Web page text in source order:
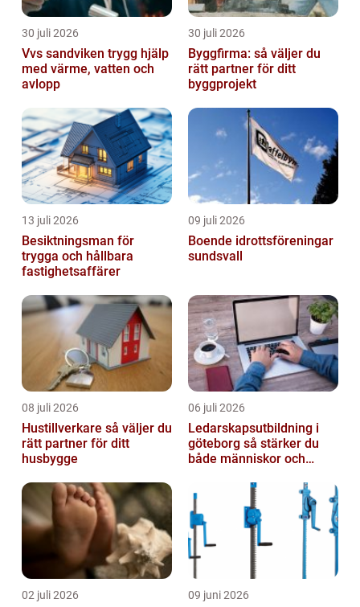
30 juli 2026
Vvs sandviken trygg hjälp
med värme, vatten och
avlopp
30 juli 2026
Byggfirma: så väljer du
rätt partner för ditt
byggprojekt
13 juli 2026
Besiktningsman för
trygga och hållbara
fastighetsaffärer
09 juli 2026
Boende idrottsföreningar
sundsvall
08 juli 2026
Hustillverkare så väljer du
rätt partner för ditt
husbygge
06 juli 2026
Ledarskapsutbildning i
göteborg så stärker du
både människor och
02 juli 2026 09 juni 2026